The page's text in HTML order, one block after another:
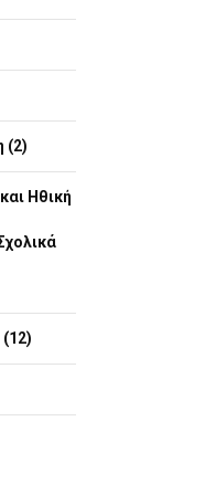
(2)
Ηθική